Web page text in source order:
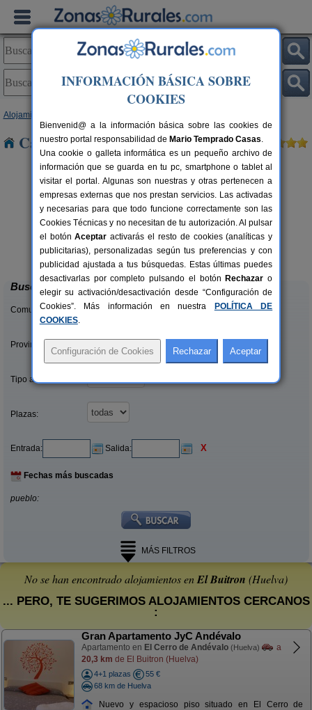
Alojamientos
Casas Rurales cerca de El Buitron
6+2 pers.
desde 40 €
Apartamentos Rurales Finca La
Media Legua
Aracena (Huelva)
Buscar
Comunidades:
Provincias/Islas:
Tipo alquiler:
Plazas:
Entrada: Salida: X
Fechas más buscadas
pueblo:
MÁS FILTROS
No se han encontrado alojamientos enEl Buitron (Huelva)
... PERO, TE SUGERIMOS ALOJAMIENTOS CERCANOS
:
Gran Apartamento JyC Andévalo
Apartamento en El Cerro de Andévalo (Huelva)
a
20,3 km de El Buitron (Huelva)
4+1 plazas
55 €
68 km de Huelva
Nuevo y espacioso piso situado en El Cerro de
INFORMACIÓN BÁSICA SOBRE
COOKIES
Bienvenid@ a la información básica sobre las cookies de
nuestro portal responsabilidad de Mario Temprado Casas.
Una cookie o galleta informática es un pequeño archivo de
información que se guarda en tu pc, smartphone o tablet al
visitar el portal. Algunas son nuestras y otras pertenecen a
empresas externas que nos prestan servicios. Las activadas
y necesarias para que todo funcione correctamente son las
Cookies Técnicas y no necesitan de tu autorización. Al pulsar
el botónAceptar activarás el resto de cookies (analíticas y
publicitarias), personalizadas según tus preferencias y con
publicidad ajustada a tus búsquedas. Estas últimas puedes
desactivarlas por completo pulsando el botón Rechazar o
elegir su activación/desactivación desde “Configuración de
Cookies”. Más información en nuestra
POLÍTICA DE
COOKIES.